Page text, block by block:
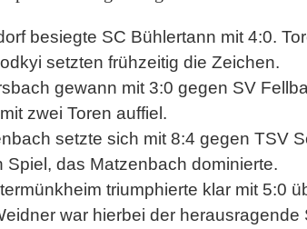
besiegte SC Bühlertann mit 4:0.
setzten frühzeitig die Zeichen.
gewann mit 3:0 gegen SV
zwei Toren auffiel.
setzte sich mit 8:4 gegen TSV
Spiel, das Matzenbach dominierte.
triumphierte klar mit 5:0
war hierbei der herausragende